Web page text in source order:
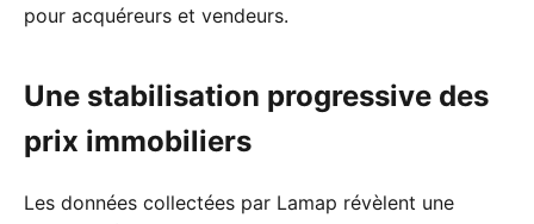
pour acquéreurs et vendeurs.
Une stabilisation progressive des
prix immobiliers
Les données collectées par Lamap révèlent une